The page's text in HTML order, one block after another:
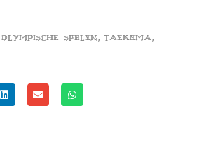
olympische spelen, taekema,